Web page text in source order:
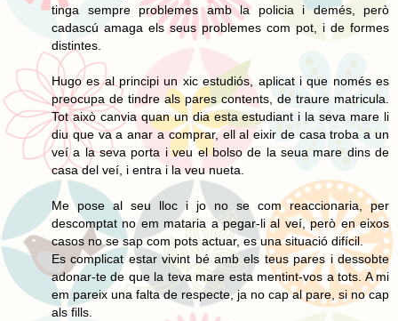
tinga sempre problemes amb la policia i demés, però
cadascú amaga els seus problemes com pot, i de formes
distintes.
Hugo es al principi un xic estudiós, aplicat i que només es
preocupa de tindre als pares contents, de traure matricula.
Tot això canvia quan un dia esta estudiant i la seva mare li
diu que va a anar a comprar, ell al eixir de casa troba a un
veí a la seva porta i veu el bolso de la seua mare dins de
casa del veí, i entra i la veu nueta.
Me pose al seu lloc i jo no se com reaccionaria, per
descomptat no em mataria a pegar-li al veí, però en eixos
casos no se sap com pots actuar, es una situació difícil.
Es complicat estar vivint bé amb els teus pares i dessobte
adonar-te de que la teva mare esta mentint-vos a tots. A mi
em pareix una falta de respecte, ja no cap al pare, si no cap
als fills.